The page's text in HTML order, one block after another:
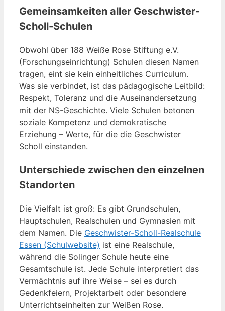
Gemeinsamkeiten aller Geschwister-
Scholl-Schulen
Obwohl über 188 Weiße Rose Stiftung e.V.
(Forschungseinrichtung) Schulen diesen Namen
tragen, eint sie kein einheitliches Curriculum.
Was sie verbindet, ist das pädagogische Leitbild:
Respekt, Toleranz und die Auseinandersetzung
mit der NS-Geschichte. Viele Schulen betonen
soziale Kompetenz und demokratische
Erziehung – Werte, für die die Geschwister
Scholl einstanden.
Unterschiede zwischen den einzelnen
Standorten
Die Vielfalt ist groß: Es gibt Grundschulen,
Hauptschulen, Realschulen und Gymnasien mit
dem Namen. Die Geschwister-Scholl-Realschule
Essen (Schulwebsite) ist eine Realschule,
während die Solinger Schule heute eine
Gesamtschule ist. Jede Schule interpretiert das
Vermächtnis auf ihre Weise – sei es durch
Gedenkfeiern, Projektarbeit oder besondere
Unterrichtseinheiten zur Weißen Rose.